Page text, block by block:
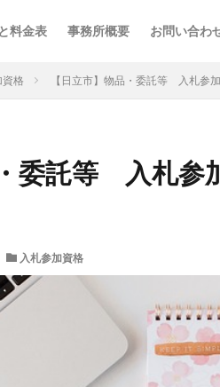
料金表 事務所概要 お問い合わ
資格 【日立市】物品・委託等 入札参
委託等 入札参
入札参加資格